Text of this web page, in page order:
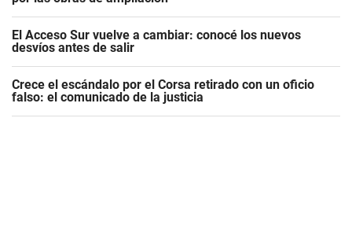
El Acceso Sur vuelve a cambiar: conocé los nuevos
desvíos antes de salir
Crece el escándalo por el Corsa retirado con un oficio
falso: el comunicado de la justicia